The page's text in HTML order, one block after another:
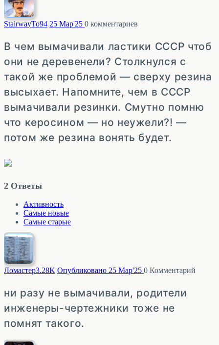
StairwayTo94 25 Мар'25 0 комментариев
В чем вымачивали ластики СССР чтоб
они не деревенели? Столкнулся с
такой же проблемой — сверху резина
высыхает. Напомните, чем в СССР
вымачивали резинки. Смутно помню
что керосином — но неужели?! —
потом же резина вонять будет.
2 Ответы
Активность
Самые новые
Самые старые
Ломастер3.28K Опубликовано 25 Мар'25 0 Комментарий
ни разу не вымачивали, родители
инженеры-чертежники тоже не
помнят такого.